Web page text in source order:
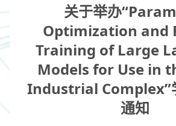
关于举办
Optimization and
Training of Large
Models for Use in
Industrial Complex”
通知